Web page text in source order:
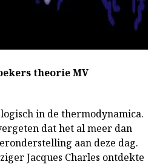
theorie MV
in de thermodynamica.
dat het al meer dan
aan deze dag.
Jacques Charles ontdekte